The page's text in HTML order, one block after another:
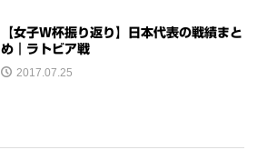
【女子W杯振り返り】日本代表の戦績まと
め｜ラトビア戦
2017.07.25